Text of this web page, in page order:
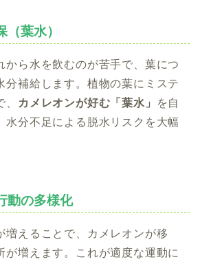
葉水）
から水を飲むのが苦手で、葉につ
分補給します。植物の葉にミステ
カメレオンが好む「葉水」
を自
水分不足による脱水リスクを大幅
動の多様化
増えることで、カメレオンが移
が増えます。これが適度な運動に